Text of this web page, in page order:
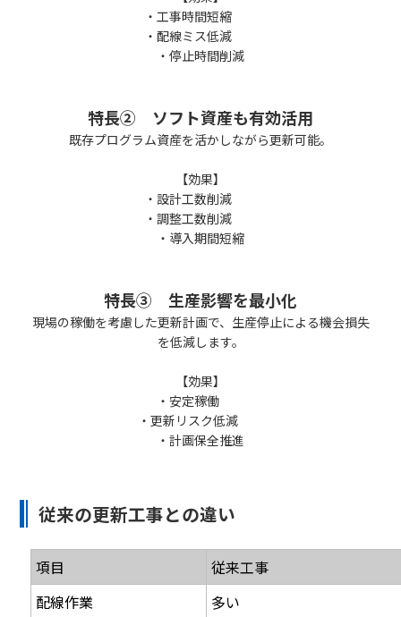
・工事時間短縮
・配線ミス低減
・停止時間削減
特長② ソフト資産も有効活用
既存プログラム資産を活かしながら更新可能。
【効果】
・設計工数削減
・調整工数削減
・導入期間短縮
特長③ 生産影響を最小化
現場の稼働を考慮した更新計画で、生産停止による機会損失
を低減します。
【効果】
・安定稼働
・更新リスク低減
・計画保全推進
従来の更新工事との違い
項目
従来工事
配線作業
多い